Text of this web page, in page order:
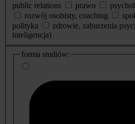
public relations
prawo
rozwój osobisty, coaching
polityka
zdrowie, zaburzenia
inteligencja)
dodatkowe
informacje
forma studiów: